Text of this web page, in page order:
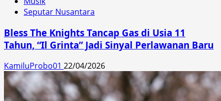
Seputar Nusantara
Bless The Knights Tancap Gas di Usia 11
Tahun, “Il Grinta” Jadi Sinyal Perlawanan Baru
KamiluProbo01 22/04/2026